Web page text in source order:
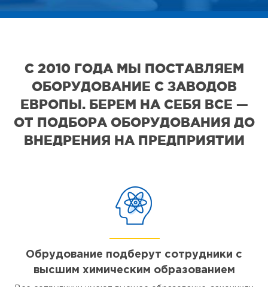
С 2010 ГОДА МЫ ПОСТАВЛЯЕМ
ОБОРУДОВАНИЕ С ЗАВОДОВ
ЕВРОПЫ. БЕРЕМ НА СЕБЯ ВСЕ —
ОТ ПОДБОРА ОБОРУДОВАНИЯ ДО
ВНЕДРЕНИЯ НА ПРЕДПРИЯТИИ
Обрудование подберут сотрудники с
высшим химическим образованием